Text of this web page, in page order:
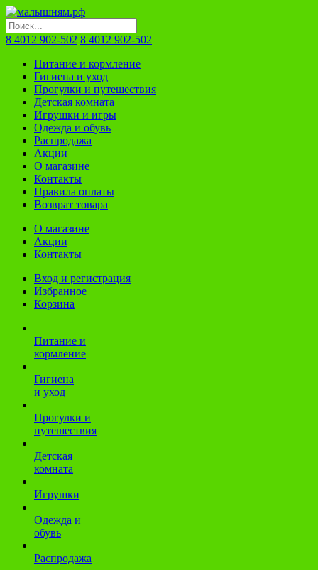
8 4012 902-502 8 4012 902-502
Питание и кормление
Гигиена и уход
Прогулки и путешествия
Детская комната
Игрушки и игры
Одежда и обувь
Распродажа
Акции
О магазине
Контакты
Правила оплаты
Возврат товара
О магазине
Акции
Контакты
Вход и регистрация
Избранное
Корзина
Питание и
кормление
Гигиена
и уход
Прогулки и
путешествия
Детская
комната
Игрушки
Одежда и
обувь
Распродажа